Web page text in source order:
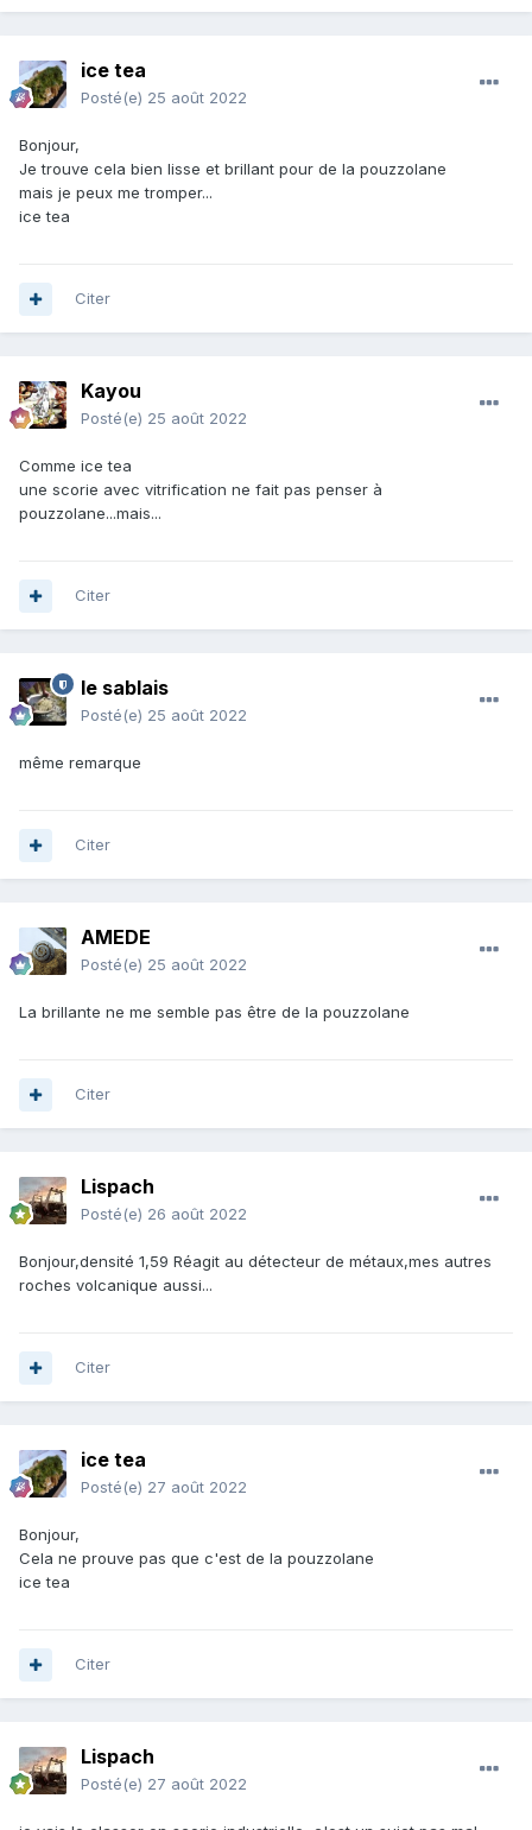
ice tea
Posté(e) 25 août 2022
Bonjour,
Je trouve cela bien lisse et brillant pour de la pouzzolane
mais je peux me tromper...
ice tea
Citer
Kayou
Posté(e) 25 août 2022
Comme ice tea
une scorie avec vitrification ne fait pas penser à
pouzzolane...mais...
Citer
le sablais
Posté(e) 25 août 2022
même remarque
Citer
AMEDE
Posté(e) 25 août 2022
La brillante ne me semble pas être de la pouzzolane
Citer
Lispach
Posté(e) 26 août 2022
Bonjour,densité 1,59 Réagit au détecteur de métaux,mes autres
roches volcanique aussi...
Citer
ice tea
Posté(e) 27 août 2022
Bonjour,
Cela ne prouve pas que c'est de la pouzzolane
ice tea
Citer
Lispach
Posté(e) 27 août 2022